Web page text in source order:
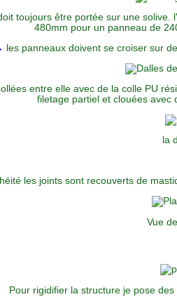
toujours être portée sur une
480mm pour un panneau de
les panneaux doivent se croiser sur
entre elle avec de la colle PU
filetage partiel et clouées avec
la
les joints sont recouverts de
Vue
Pour rigidifier la structure je pose